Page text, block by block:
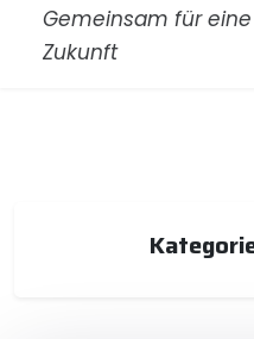
Gemeinsam für
Zukunft